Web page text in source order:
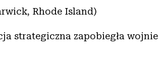
Rhode Island)
strategiczna zapobiegła wojnie